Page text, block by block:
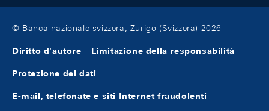
© Banca nazionale svizzera, Zurigo (Svizzera) 2026
Diritto d'autore Limitazione della responsabilità
Protezione dei dati
E-mail, telefonate e siti Internet fraudolenti